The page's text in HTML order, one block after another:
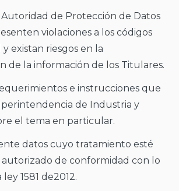
de Protección de Datos
violaciones a los códigos
existan riesgos en la
de la información de los Titulares.
e instrucciones que
de Industria y
el tema en particular.
datos cuyo tratamiento esté
de conformidad con lo
1581 de2012.